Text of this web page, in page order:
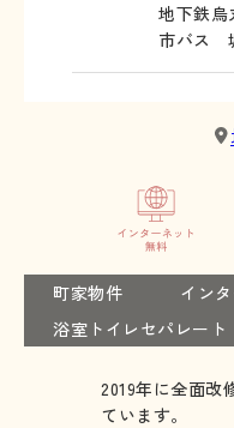
地下鉄
市バス
町家物件
イン
浴室トイレセパレート
2019年に全面改
ています。